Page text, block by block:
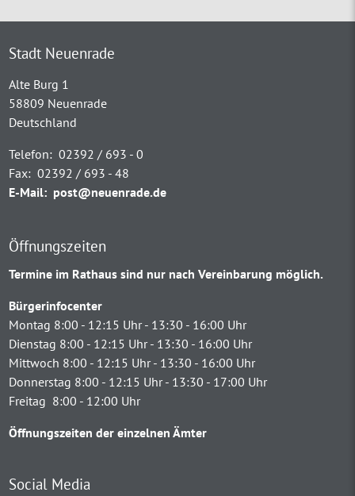
Stadt Neuenrade
Alte Burg 1
58809 Neuenrade
Deutschland
Telefon: 02392 / 693 - 0
Fax: 02392 / 693 - 48
E-Mail: post@neuenrade.de
Öffnungszeiten
Termine im Rathaus sind nur nach Vereinbarung möglich.
Bürgerinfocenter
Montag 8:00 - 12:15 Uhr - 13:30 - 16:00 Uhr
Dienstag 8:00 - 12:15 Uhr - 13:30 - 16:00 Uhr
Mittwoch 8:00 - 12:15 Uhr - 13:30 - 16:00 Uhr
Donnerstag 8:00 - 12:15 Uhr - 13:30 - 17:00 Uhr
Freitag 8:00 - 12:00 Uhr
Öffnungszeiten der einzelnen Ämter
Social Media